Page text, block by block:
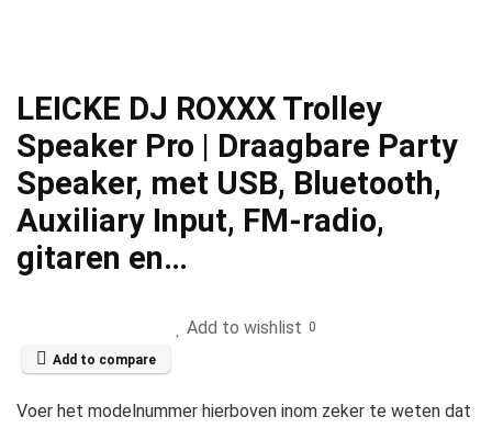
LEICKE DJ ROXXX Trolley
Speaker Pro | Draagbare Party
Speaker, met USB, Bluetooth,
Auxiliary Input, FM-radio,
gitaren en…
Add to wishlist 0
Add to compare
Voer het modelnummer hierboven inom zeker te weten dat